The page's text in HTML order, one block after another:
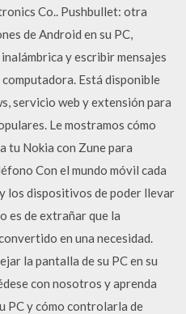
Co.. Pushbullet: otra
de Android en su PC,
y escribir mensajes
Está disponible
servicio web y extensión para
Le mostramos cómo
tu Nokia con Zune para
Con el mundo móvil cada
los dispositivos de poder llevar
es de extrañar que la
en una necesidad.
la pantalla de su PC en su
con nosotros y aprenda
PC y cómo controlarla de